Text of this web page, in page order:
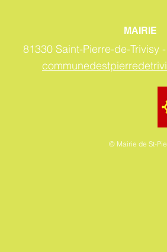
MAIRIE
81330 Saint-Pierre-de-Trivisy -
© Mairie de St-